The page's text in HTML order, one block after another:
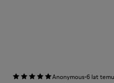
Anonymous·6 lat temu